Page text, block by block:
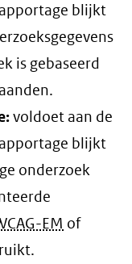
blijkt
is gebaseerd
voldoet aan de
blijkt
onderzoek
EM of